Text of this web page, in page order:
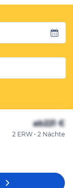
ab221 €
2 ERW • 2 Nächte